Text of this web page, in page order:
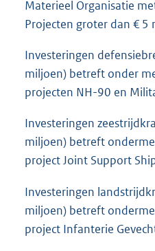
Materieel Organisatie
Projecten groter dan €
Investeringen
miljoen) betreft onder
projecten NH-90 en
Investeringen
miljoen) betreft
project Joint Support
Investeringen
miljoen) betreft
project Infanterie